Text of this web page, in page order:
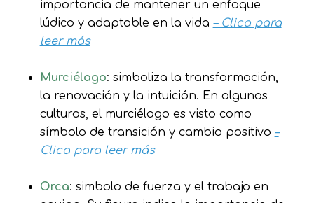
importancia de mantener un enfoque
lúdico y adaptable en la vida – Clica para
leer más
Murciélago: simboliza la transformación,
la renovación y la intuición. En algunas
culturas, el murciélago es visto como
símbolo de transición y cambio positivo –
Clica para leer más
Orca: simbolo de fuerza y el trabajo en